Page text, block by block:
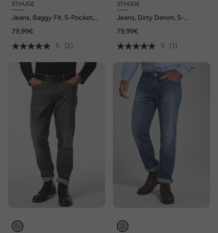
STHUGE
Jeans, Baggy Fit, 5-Pocket,
79,99€
5
(2)
STHUGE
Jeans, Dirty Denim, 5-
bis 72
79,99€
5
(1)